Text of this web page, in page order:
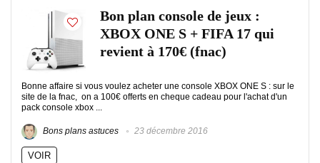
Bon plan console de jeux :
XBOX ONE S + FIFA 17 qui
revient à 170€ (fnac)
Bonne affaire si vous voulez acheter une console XBOX ONE S : sur le
site de la fnac, on a 100€ offerts en cheque cadeau pour l'achat d'un
pack console xbox ...
Bons plans astuces 23 décembre 2016
VOIR